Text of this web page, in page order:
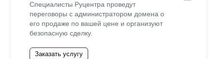
Специалисты Руцентра проведут
переговоры с администратором домена о
его продаже по вашей цене и организуют
безопасную сделку.
Заказать услугу